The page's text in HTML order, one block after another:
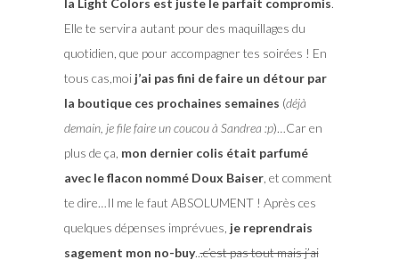
la Light Colors est juste le parfait compromis.
Elle te servira autant pour des maquillages du
quotidien, que pour accompagner tes soirées ! En
tous cas,moi j’ai pas fini de faire un détour par
la boutique ces prochaines semaines (déjà
demain, je file faire un coucou à Sandrea :p)…Car en
plus de ça, mon dernier colis était parfumé
avec le flacon nommé Doux Baiser, et comment
te dire…Il me le faut ABSOLUMENT ! Après ces
quelques dépenses imprévues, je reprendrais
sagement mon no-buy...c’est pas tout mais j’ai